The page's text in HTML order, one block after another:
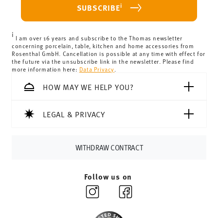
For Germany, these are 4,90 €. For all other countries, you
can view the delivery costs
delivery is free of charge.
Switzerland:delivery is free of charge for orders over
69,90 CHF. If the value of your purchase is less than
69,90 CHF, delivery charges are 36,90 CHF.
Tracking:You will receive a tracking code by e-mail as
Delivery time: 3-5 working days for delivery within
Germany for items in stock. You can view delivery times to
For returns, please use ourreturns service
SUBSCRIBEi
i I am over 16 years and subscribe to the Thomas newsletter
concerning porcelain, table, kitchen and home accessories from
Rosenthal GmbH. Cancellation is possible at any time with effect for
the future via the unsubscribe link in the newsletter. Please find
more information here: Data Privacy
HOW MAY WE HELP YOU?
LEGAL & PRIVACY
WITHDRAW CONTRACT
Follow us on